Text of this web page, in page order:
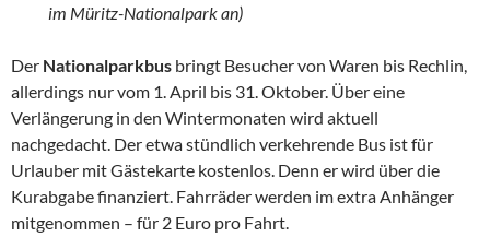
im Müritz-Nationalpark an)
Der Nationalparkbus bringt Besucher von Waren bis Rechlin,
allerdings nur vom 1. April bis 31. Oktober. Über eine
Verlängerung in den Wintermonaten wird aktuell
nachgedacht. Der etwa stündlich verkehrende Bus ist für
Urlauber mit Gästekarte kostenlos. Denn er wird über die
Kurabgabe finanziert. Fahrräder werden im extra Anhänger
mitgenommen – für 2 Euro pro Fahrt.